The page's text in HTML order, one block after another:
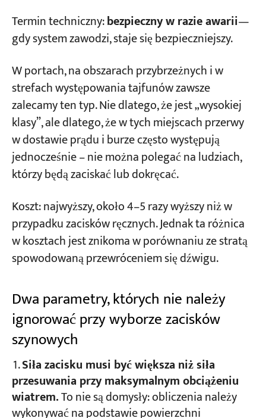
Termin techniczny:bezpieczny w razie awarii—
gdy system zawodzi, staje się bezpieczniejszy.
W portach, na obszarach przybrzeżnych i w
strefach występowania tajfunów zawsze
zalecamy ten typ. Nie dlatego, że jest „wysokiej
klasy”, ale dlatego, że w tych miejscach przerwy
w dostawie prądu i burze często występują
jednocześnie – nie można polegać na ludziach,
którzy będą zaciskać lub dokręcać.
Koszt: najwyższy, około 4–5 razy wyższy niż w
przypadku zacisków ręcznych. Jednak ta różnica
w kosztach jest znikoma w porównaniu ze stratą
spowodowaną przewróceniem się dźwigu.
Dwa parametry, których nie należy
ignorować przy wyborze zacisków
szynowych
Siła zacisku musi być większa niż siła
przesuwania przy maksymalnym obciążeniu
wiatrem.To nie są domysły: obliczenia należy
wykonywać na podstawie powierzchni